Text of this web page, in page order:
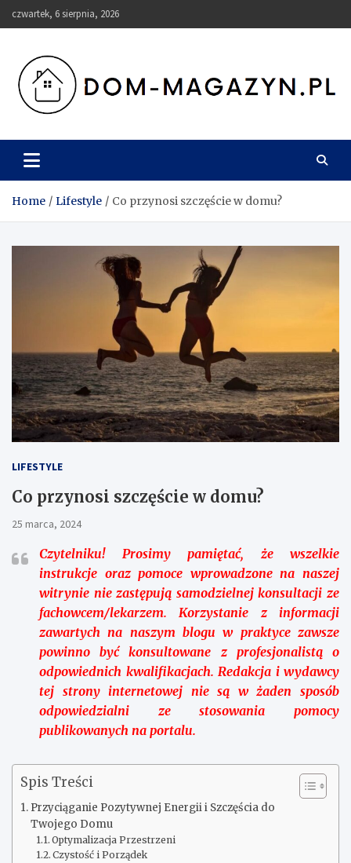
to
czwartek, 6 sierpnia, 2026
Dom-Magazyn.pl
Home Lifestyle Co przynosi szczęście w domu?
LIFESTYLE
Co przynosi szczęście w domu?
25 marca, 2024
Czytelniku!Prosimy pamiętać, że wszelkie
instrukcje oraz pomoce wprowadzone na naszej
witrynie nie zastępują samodzielnej konsultacji ze
fachowcem/lekarzem. Korzystanie z informacji
zawartych na naszym blogu w praktyce zawsze
powinno być konsultowane z profesjonalistą o
odpowiednich kwalifikacjach. Redakcja i wydawcy
tej strony internetowej nie są w żaden sposób
odpowiedzialni ze stosowania pomocy
publikowanych na portalu.
Spis Treści
Przyciąganie Pozytywnej Energii i Szczęścia do
Twojego Domu
Optymalizacja Przestrzeni
Czystość i Porządek